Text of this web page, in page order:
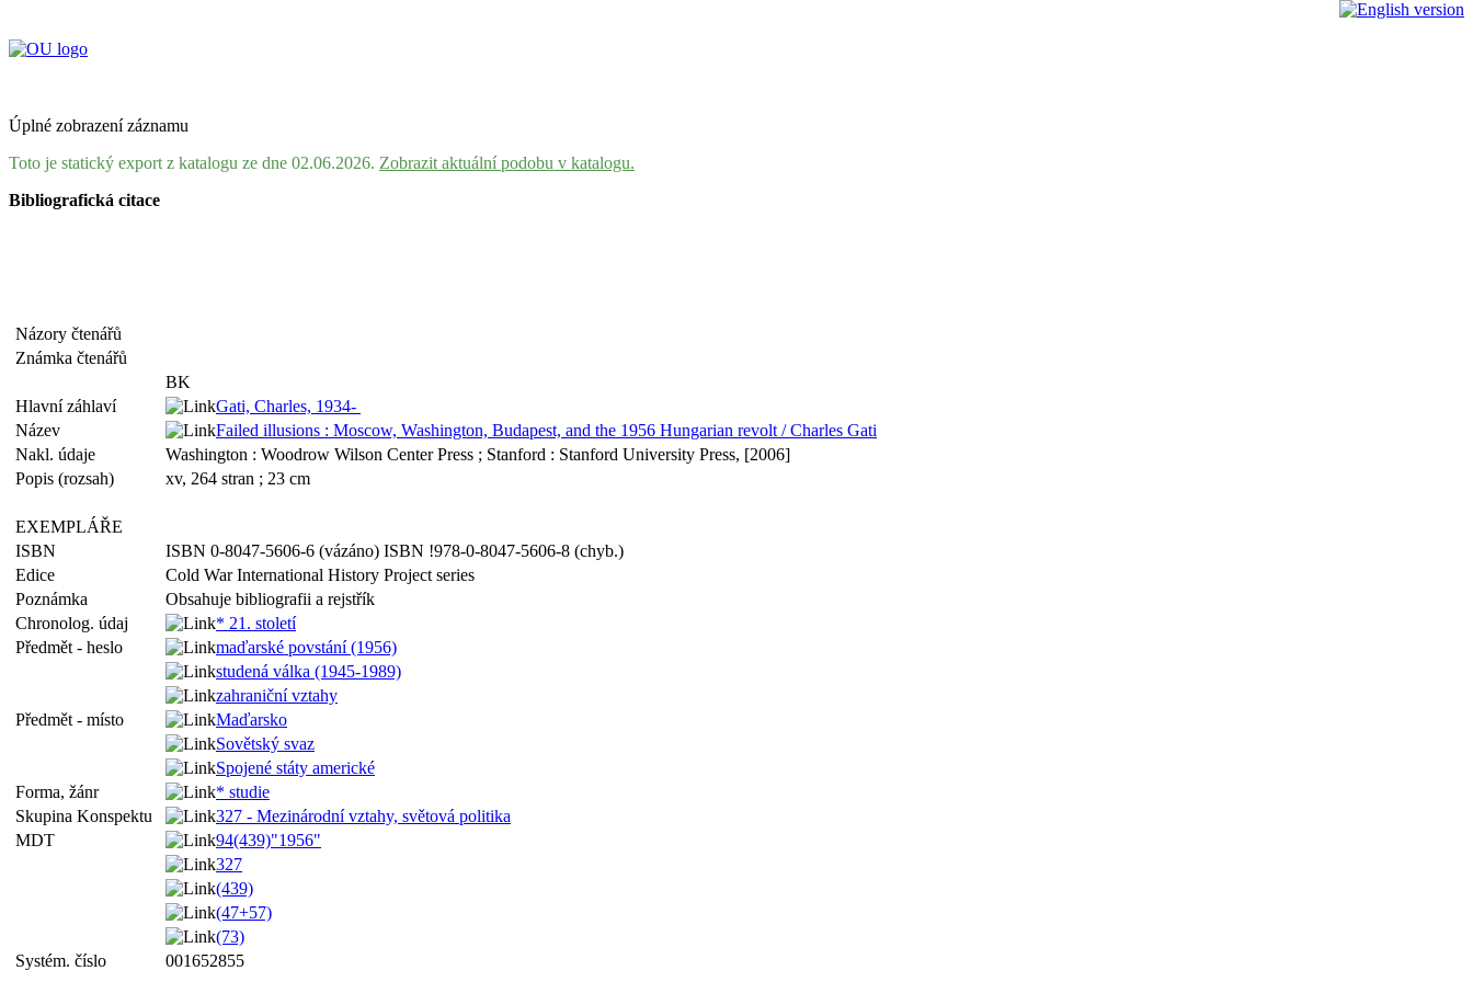
Úplné zobrazení záznamu
Toto je statický export z katalogu ze dne 02.06.2026. Zobrazit aktuální podobu v katalogu.
Bibliografická citace
Názory čtenářů
Známka čtenářů
BK
Hlavní záhlaví
Gati, Charles, 1934-
Název
Failed illusions : Moscow, Washington, Budapest, and the 1956 Hungarian revolt / Charles Gati
Nakl. údaje
Washington : Woodrow Wilson Center Press ; Stanford : Stanford University Press, [2006]
Popis (rozsah)
xv, 264 stran ; 23 cm
EXEMPLÁŘE
ISBN
ISBN 0-8047-5606-6 (vázáno) ISBN !978-0-8047-5606-8 (chyb.)
Edice
Cold War International History Project series
Poznámka
Obsahuje bibliografii a rejstřík
Chronolog. údaj
* 21. století
Předmět - heslo
maďarské povstání (1956)
studená válka (1945-1989)
zahraniční vztahy
Předmět - místo
Maďarsko
Sovětský svaz
Spojené státy americké
Forma, žánr
* studie
Skupina Konspektu
327 - Mezinárodní vztahy, světová politika
MDT
94(439)"1956"
327
(439)
(47+57)
(73)
Systém. číslo
001652855